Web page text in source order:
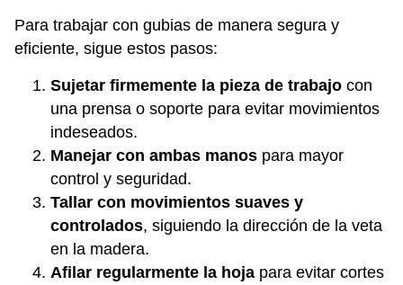
Para trabajar con gubias de manera segura y
eficiente, sigue estos pasos:
Sujetar firmemente la pieza de trabajo con
una prensa o soporte para evitar movimientos
indeseados.
Manejar con ambas manos para mayor
control y seguridad.
Tallar con movimientos suaves y
controlados, siguiendo la dirección de la veta
en la madera.
Afilar regularmente la hoja para evitar cortes